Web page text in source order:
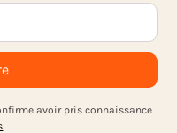
avoir pris connaissance